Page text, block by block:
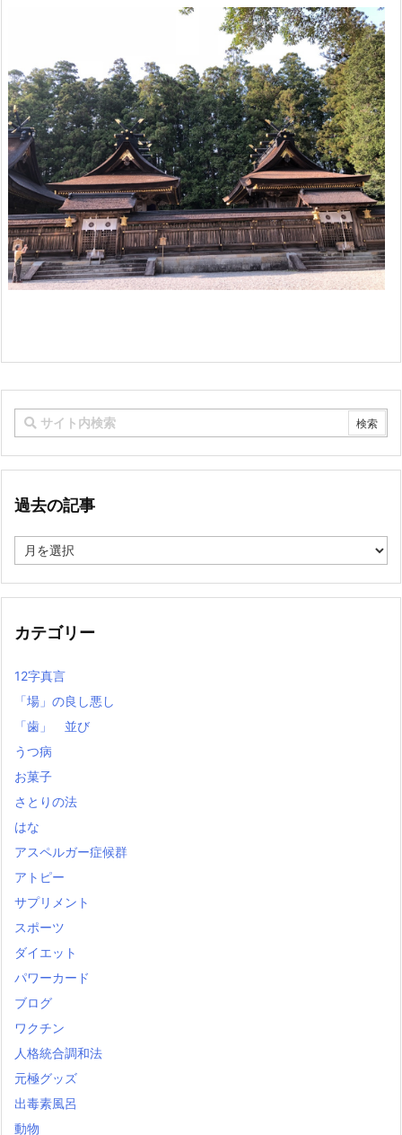
過去の記事
去
記
カテゴリー
12字真言
「場」の良し悪し
「歯」 並び
うつ病
お菓子
さとりの法
はな
アスペルガー症候群
アトピー
サプリメント
スポーツ
ダイエット
パワーカード
ブログ
ワクチン
人格統合調和法
元極グッズ
出毒素風呂
動物